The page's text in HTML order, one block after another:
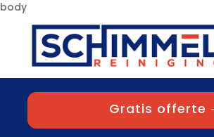
body
Gratis offerte